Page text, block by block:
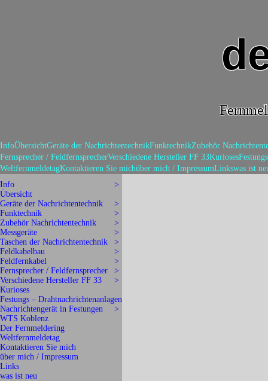
InfoÜbersichtGeräte der NachrichtentechnikFunktechnikZubehör
Fernsprecher / FeldfernsprecherVerschiedene Hersteller FF 33Kurioses
WeltfernmeldetagKontaktieren Sie michüber mich / ImpressumLinkswas ist
>
Info
Übersicht
>
Geräte der Nachrichtentechnik
>
Funktechnik
>
Zubehör Nachrichtentechnik
>
Messgeräte
>
Taschen der Nachrichtentechnik
>
Feldkabelbau
>
Feldfernkabel
>
Fernsprecher / Feldfernsprecher
>
Verschiedene Hersteller FF 33
Kurioses
Festungs – Drahtnachrichtenanlagen
>
Nachrichtengerät in Festungen
WTS Koblenz
Der Fernmeldering
Weltfernmeldetag
Kontaktieren Sie mich
über mich / Impressum
Links
was ist neu